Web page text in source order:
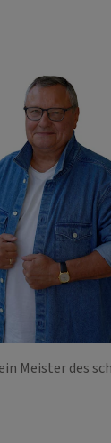
Meister des